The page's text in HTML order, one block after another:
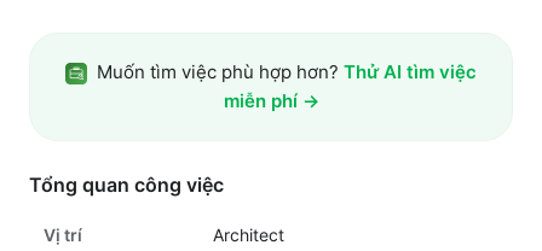
Muốn tìm việc phù hợp hơn? Thử AI tìm việc
miễn phí →
Tổng quan công việc
Vị trí Architect